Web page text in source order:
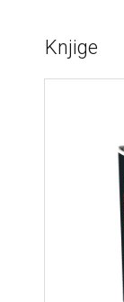
Knjige